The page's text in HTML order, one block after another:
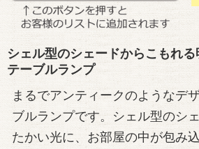
シェル型のシェードからこもれ
テーブルランプ
まるでアンティークのようなデ
ブルランプです。シェル型のシ
たかい光に、お部屋の中が包み込